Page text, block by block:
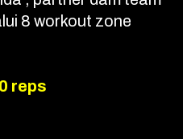
8 workout zone
reps